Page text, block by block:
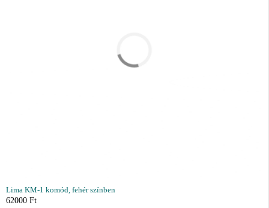
Lima KM-1 komód, fehér színben
62000 Ft